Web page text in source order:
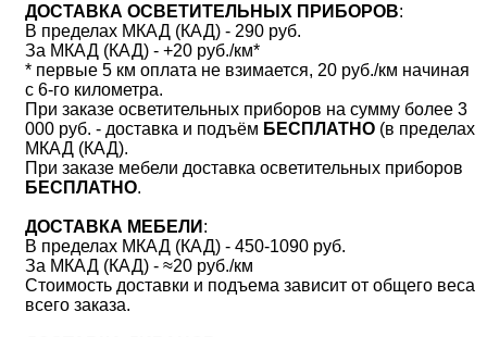
ДОСТАВКА ОСВЕТИТЕЛЬНЫХ ПРИБОРОВ:
В пределах МКАД (КАД) - 290 руб.
За МКАД (КАД) - +20 руб./км*
* первые 5 км оплата не взимается, 20 руб./км начиная
с 6-го километра.
При заказе осветительных приборов на сумму более 3
000 руб. - доставка и подъём БЕСПЛАТНО (в пределах
МКАД (КАД).
При заказе мебели доставка осветительных приборов
БЕСПЛАТНО.
ДОСТАВКА МЕБЕЛИ :
В пределах МКАД (КАД) - 450-1090 руб.
За МКАД (КАД) - ≈20 руб./км
Стоимость доставки и подъема зависит от общего веса
всего заказа.